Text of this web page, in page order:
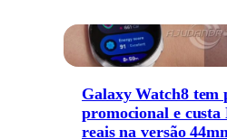
Galaxy Watch8 tem
promocional e custa
reais na versão